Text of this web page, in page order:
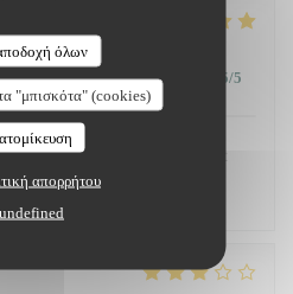
όλων
"μπισκότα" (cookies)
απορρήτου
undefined
4
/5 Μενού: 5/5 Ποιότητα / Τιμή 5/5
délicieux et le service parfait et